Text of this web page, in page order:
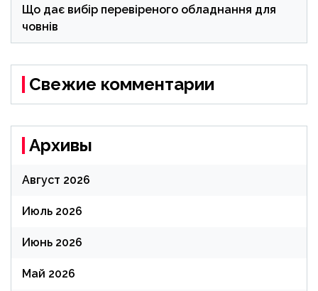
Що дає вибір перевіреного обладнання для
човнів
Свежие комментарии
Архивы
Август 2026
Июль 2026
Июнь 2026
Май 2026